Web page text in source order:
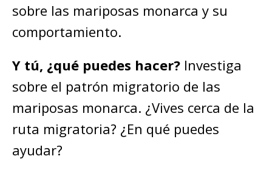
sobre las mariposas monarca y su
comportamiento.
Y tú, ¿qué puedes hacer? Investiga
sobre el patrón migratorio de las
mariposas monarca. ¿Vives cerca de la
ruta migratoria? ¿En qué puedes
ayudar?